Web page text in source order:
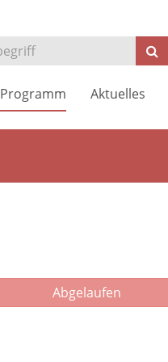
Programm Aktuelles
Abgelaufen